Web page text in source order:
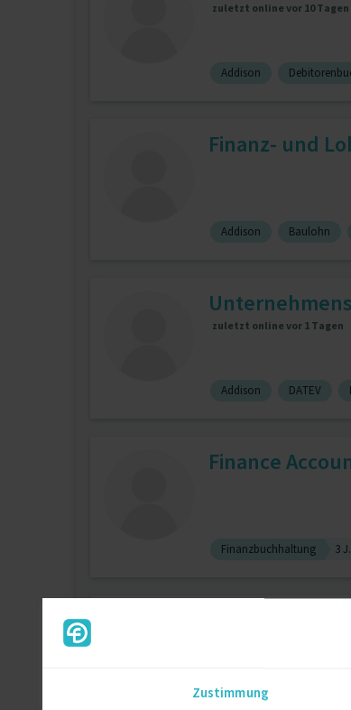
Zustimmung
zuletzt online vor 10 Tagen
Addison
Finanz- und
Addison Baulohn
zuletzt online vor 1 Tagen
Addison DATEV
Finance
Finanzbuchhaltung 3 J.